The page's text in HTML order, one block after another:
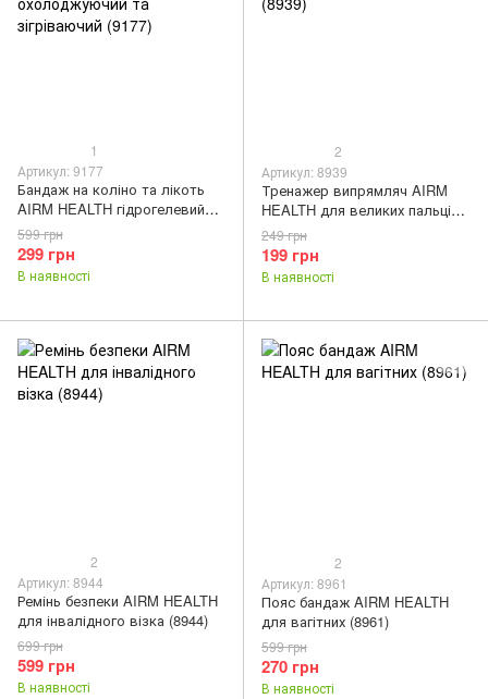
1
Артикул: 9177
Бандаж на коліно та лікоть
AIRM HEALTH гідрогелевий
охолоджуючий та зігріваючий
(9177)
299 грн
599 грн
В наявності
2
Артикул: 8939
Тренажер випрямляч AIRM
HEALTH для великих пальців
ніг при вальгусі (8939)
199 грн
249 грн
В наявності
2
Артикул: 8944
Ремінь безпеки AIRM HEALTH
для інвалідного візка (8944)
599 грн
699 грн
В наявності
2
Артикул: 8961
Пояс бандаж AIRM HEALTH
для вагітних (8961)
270 грн
599 грн
В наявності